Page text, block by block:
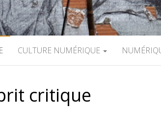
CULTURE NUMÉRIQUE
critique